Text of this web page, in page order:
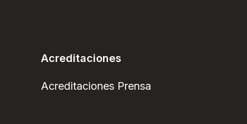
Acreditaciones
Acreditaciones Prensa